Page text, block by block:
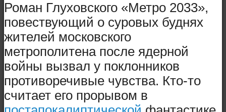
Роман Глуховского «Метро 2033»,
повествующий о суровых буднях
жителей московского
метрополитена после ядерной
войны вызвал у поклонников
противоречивые чувства. Кто-то
считает его прорывом в